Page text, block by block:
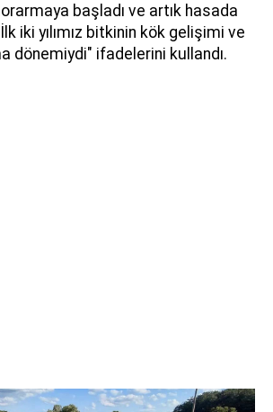
başladı ve artık hasada
İlk iki yılımız bitkinin kök gelişimi ve
dönemiydi" ifadelerini kullandı.